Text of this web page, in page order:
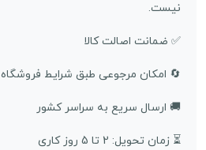
نیست.
✅ ضمانت اصالت کالا
🔄 امکان مرجوعی طبق شرایط فروشگاه
🚚 ارسال سریع به سراسر کشور
⏳ زمان تحویل: 2 تا 5 روز کاری